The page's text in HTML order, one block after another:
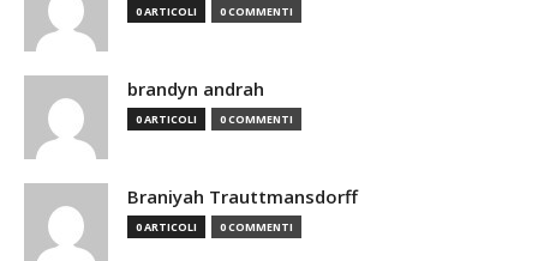
0 ARTICOLI 0 COMMENTI
brandyn andrah
0 ARTICOLI 0 COMMENTI
Braniyah Trauttmansdorff
0 ARTICOLI 0 COMMENTI